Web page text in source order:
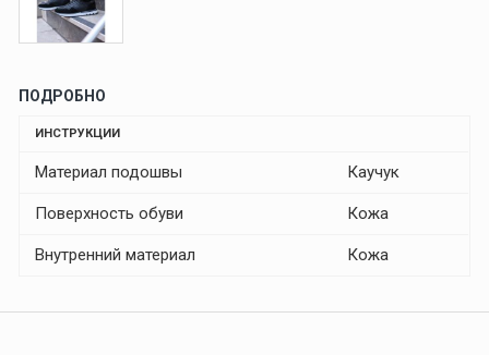
ПОДРОБНО
ИНСТРУКЦИИ
Материал подошвы Каучук
Поверхность обуви Кожа
Внутренний материал Кожа